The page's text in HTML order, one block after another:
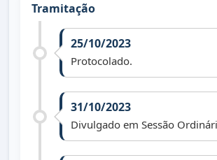
Tramitação
25/10/2023
Protocolado.
31/10/2023
Divulgado em Sessão